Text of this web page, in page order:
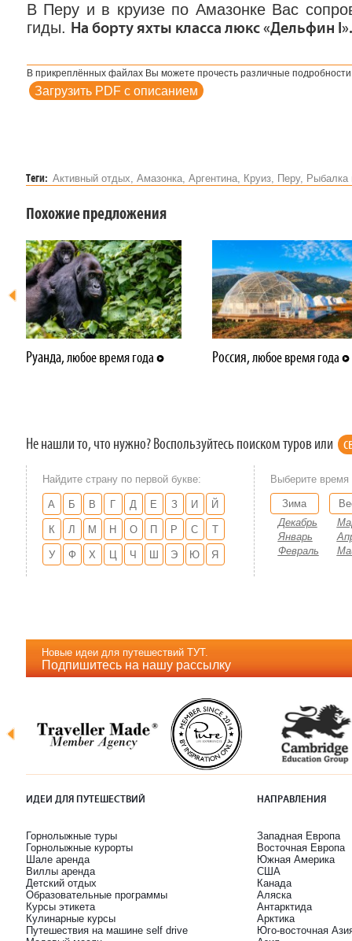
В Перу и в круизе по Амазонке Вас
гиды. На борту яхты класса люкс «Дельфин I».
В прикреплённых файлах Вы можете прочесть различные
Загрузить PDF с описанием
Теги: Активный отдых, Амазонка, Аргентина, Круиз, Перу, Рыбалка
Похожие предложения
Руанда, любое время года Россия, любое время года
Не нашли то, что нужно? Воспользуйтесь поиском туров или
Найдите страну по первой букве: Выберите
Зима
Декабрь
Январь
Февраль
Новые идеи для путешествий ТУТ.
Подпишитесь на нашу рассылку
ИДЕИ ДЛЯ ПУТЕШЕСТВИЙ
Горнолыжные туры
Горнолыжные курорты
Шале аренда
Виллы аренда
Детский отдых
Образовательные программы
Курсы этикета
Кулинарные курсы
Путешествия на машине self drive
НАПРАВЛЕНИЯ
Западная Европа
Восточная Европа
Южная Америка
США
Канада
Аляска
Антарктида
Арктика
Юго-восточная